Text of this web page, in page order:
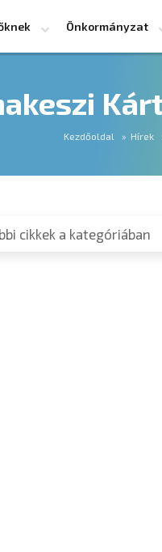
Önkormányzat
Kezdőoldal Hírek
cikkek a kategóriában